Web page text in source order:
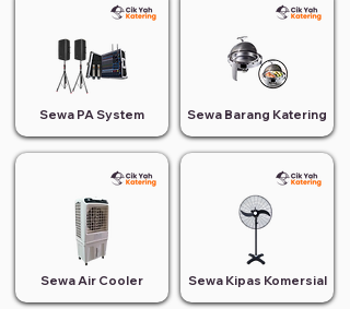
Sewa PA System
Sewa Air Cooler
Sewa Barang Katering
Sewa Kipas Komersial